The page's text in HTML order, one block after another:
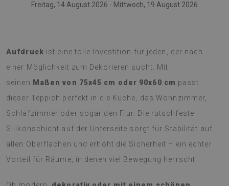
Freitag, 14 August 2026 - Mittwoch, 19 August 2026
Aufdruck ist eine tolle Investition für jeden, der nach
einer Möglichkeit zum Dekorieren sucht. Mit
seinen Maßen von 75x45 cm oder 90x60 cm passt
dieser Teppich perfekt in die Küche, das Wohnzimmer,
Schlafzimmer oder sogar den Flur. Die rutschfeste
Silikonschicht auf der Unterseite sorgt für Stabilität auf
allen Oberflächen und erhöht die Sicherheit – ein echter
Vorteil für Räume, in denen viel Bewegung herrscht.